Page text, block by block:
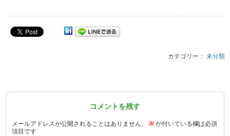
カテゴリー： 未分類
コメントを残す
メールアドレスが公開されることはありません。 ※ が付いている欄は必須
項目です